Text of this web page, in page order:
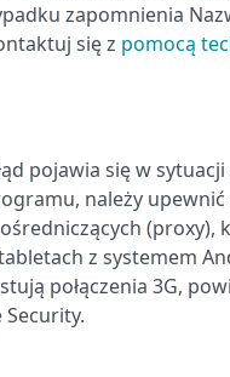
zapomnienia
się z pomocą
pojawia się w
należy upewnić
(proxy),
z systemem
połączenia 3G,
Security.